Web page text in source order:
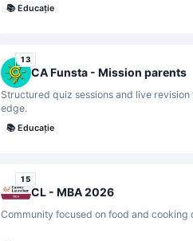
📚 Educație
13
CA Funsta - Mission parents
Structured quiz sessions and live
edge.
📚 Educație
15
CL - MBA 2026
Community focused on food and cooking